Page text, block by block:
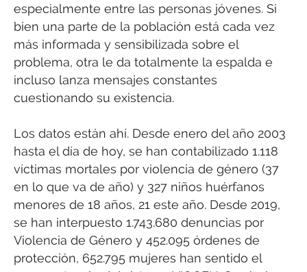
especialmente entre las personas jóvenes. Si
bien una parte de la población está cada vez
más informada y sensibilizada sobre el
problema, otra le da totalmente la espalda e
incluso lanza mensajes constantes
cuestionando su existencia.
Los datos están ahí. Desde enero del año 2003
hasta el día de hoy, se han contabilizado 1.118
víctimas mortales por violencia de género (37
en lo que va de año) y 327 niños huérfanos
menores de 18 años, 21 este año. Desde 2019,
se han interpuesto 1.743.680 denuncias por
Violencia de Género y 452.095 órdenes de
protección, 652.795 mujeres han sentido el